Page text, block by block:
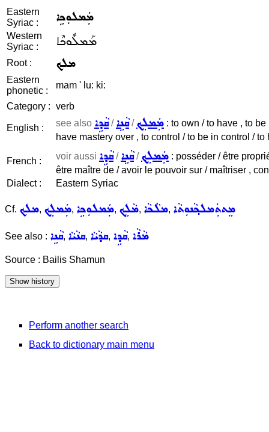
Eastern
Syriac :
ܡܲܡܠܘܼܟܹܐ
Western
Syriac :
ܡܰܡܠܽܘܟܶܐ
Root : ܡܠܟ
Eastern
phonetic :
mam ' lu: ki:
Category : verb
English : see also ܩܵܕܹܐ/ܩܵܢܹܐ/ܡܲܡܠܸܟ݂ : to own / to have , to
have mastery over , to control / to be in control / to
French : voir aussi ܩܵܕܹܐ/ܩܵܢܹܐ/ܡܲܡܠܸܟ݂ : posséder / être
être maître de / avoir le pouvoir sur / maîtriser ,
Dialect :
Eastern Syriac
Cf. ܡܠܟ, ܡܲܡܠܸܟ, ܡܲܡܠܘܼܟܹܐ, ܡܵܠܹܟ, ܡܠܵܟܵܐ, ܡܸܬܬܲܡܠܟ݂ܵܢܘܼܬܵܐ
See also : ܩܵܢܹܐ, ܩܢܵܝܵܐ, ܩܕܵܝܵܐ, ܩܵܕܹܐ, ܡܵܪܵܐ
Source : Bailis Shamun
Perform another search
Back to dictionary main menu